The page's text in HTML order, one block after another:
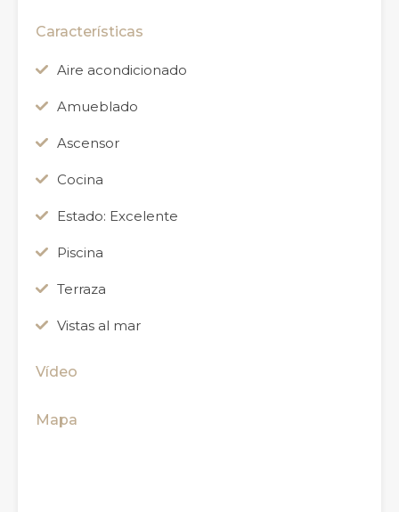
Características
Aire acondicionado
Amueblado
Ascensor
Cocina
Estado: Excelente
Piscina
Terraza
Vistas al mar
Vídeo
Mapa